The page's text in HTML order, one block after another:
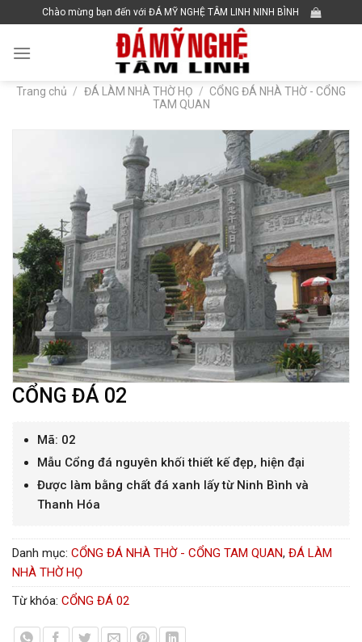
to
content
Chào mừng bạn đến với ĐÁ MỸ NGHỆ TÂM LINH NINH BÌNH
Trang chủ / ĐÁ LÀM NHÀ THỜ HỌ / CỔNG ĐÁ NHÀ THỜ - CỔNG
TAM QUAN
CỔNG ĐÁ 02
Mã: 02
Mẫu Cổng đá nguyên khối thiết kế đẹp, hiện đại
Được làm bằng chất đá xanh lấy từ Ninh Bình và
Thanh Hóa
Danh mục: CỔNG ĐÁ NHÀ THỜ - CỔNG TAM QUAN, ĐÁ LÀM
NHÀ THỜ HỌ
Từ khóa: CỔNG ĐÁ 02